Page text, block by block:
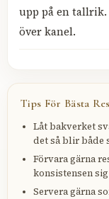
upp på en
över kanel.
Tips För Bästa
Låt bakverket
det så blir både
Förvara gärna
konsistensen
Servera gärna